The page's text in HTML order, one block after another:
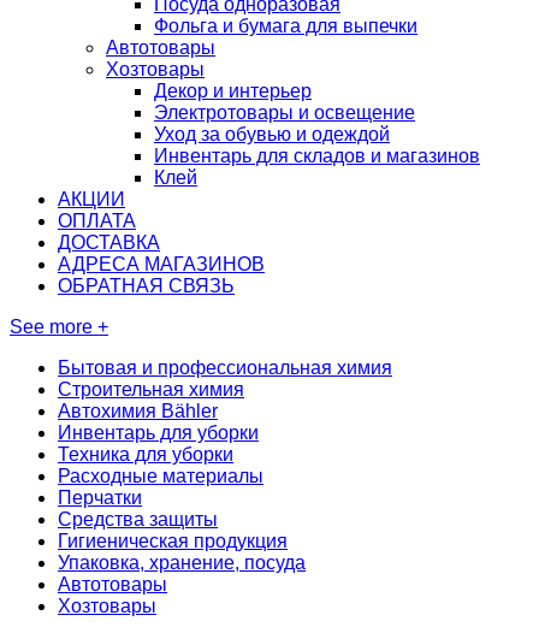
Фольга и бумага для выпечки
Автотовары
Хозтовары
Декор и интерьер
Электротовары и освещение
Уход за обувью и одеждой
Инвентарь для складов и магазинов
Клей
АКЦИИ
ОПЛАТА
ДОСТАВКА
АДРЕСА МАГАЗИНОВ
ОБРАТНАЯ СВЯЗЬ
See more +
Бытовая и профессиональная химия
Строительная химия
Автохимия Bähler
Инвентарь для уборки
Техника для уборки
Расходные материалы
Перчатки
Средства защиты
Гигиеническая продукция
Упаковка, хранение, посуда
Автотовары
Хозтовары